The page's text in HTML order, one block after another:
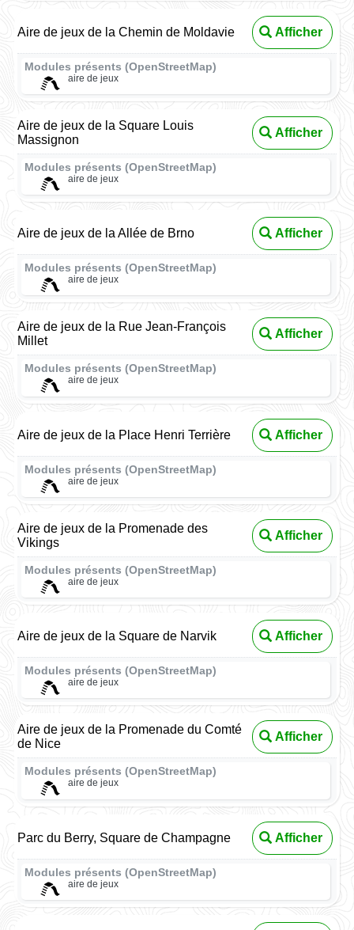
Aire de jeux de la Chemin de Moldavie Afficher
Modules présents (OpenStreetMap)
aire de jeux
Aire de jeux de la Square Louis
Massignon
Afficher
Modules présents (OpenStreetMap)
aire de jeux
Aire de jeux de la Allée de Brno Afficher
Modules présents (OpenStreetMap)
aire de jeux
Aire de jeux de la Rue Jean-François
Millet
Afficher
Modules présents (OpenStreetMap)
aire de jeux
Aire de jeux de la Place Henri Terrière Afficher
Modules présents (OpenStreetMap)
aire de jeux
Aire de jeux de la Promenade des
Vikings
Afficher
Modules présents (OpenStreetMap)
aire de jeux
Aire de jeux de la Square de Narvik Afficher
Modules présents (OpenStreetMap)
aire de jeux
Aire de jeux de la Promenade du Comté
de Nice
Afficher
Modules présents (OpenStreetMap)
aire de jeux
Parc du Berry, Square de Champagne Afficher
Modules présents (OpenStreetMap)
aire de jeux